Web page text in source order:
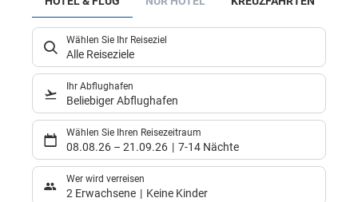
Wählen Sie Ihr Reiseziel
Alle Reiseziele
Ihr Abflughafen
Beliebiger Abflughafen
Wählen Sie Ihren Reisezeitraum
08.08.26 – 21.09.26 7-14 Nächte
Wer wird verreisen
2 Erwachsene Keine Kinder